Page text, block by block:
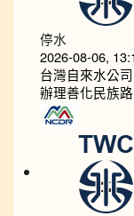
停水
2026-08-06,
台灣自來水公司
辦理善化民族